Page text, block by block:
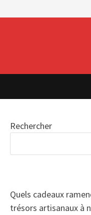
Rechercher
Quels cadeaux
trésors artisanaux à